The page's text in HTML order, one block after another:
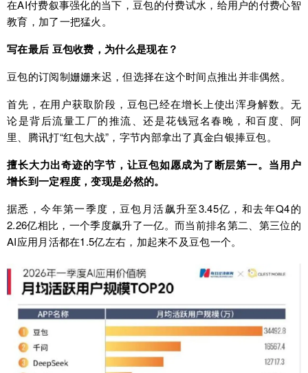
在AI付费叙事强化的当下，豆包的付费试水，给用户的付费心智
教育，加了一把猛火。
写在最后 豆包收费，为什么是现在？
豆包的订阅制姗姗来迟，但选择在这个时间点推出并非偶然。
首先，在用户获取阶段，豆包已经在增长上使出浑身解数。无
论是背后流量工厂的推流、还是花钱冠名春晚，和百度、阿
里、腾讯打“红包大战”，字节内部拿出了真金白银捧豆包。
擅长大力出奇迹的字节，让豆包如愿成为了断层第一。当用户
增长到一定程度，变现是必然的。
据悉，今年第一季度，豆包月活飙升至3.45亿，和去年Q4的
2.26亿相比，一个季度飙升了一亿。而当前排名第二、第三位的
AI应用月活都在1.5亿左右，加起来不及豆包一个。